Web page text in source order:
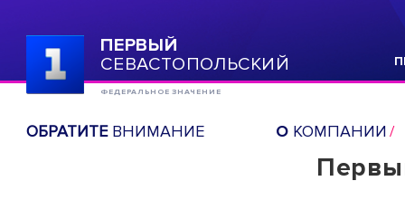
ПЕРВЫЙ
СЕВАСТОПОЛЬСКИЙ
ФЕДЕРАЛЬНОЕ ЗНАЧЕНИЕ
ОБРАТИТЕВНИМАНИЕ О КОМПАНИИ